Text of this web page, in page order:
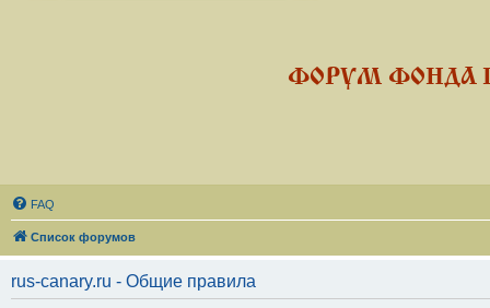
ФОРУМ ФОНДА
FAQ
Список форумов
rus-canary.ru - Общие правила